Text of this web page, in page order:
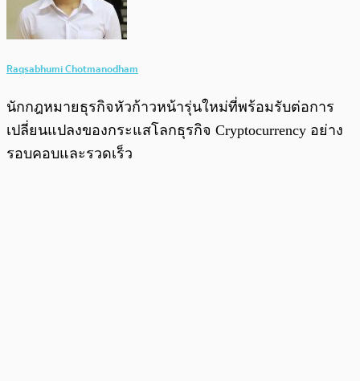
Raqsabhumi Chotmanodham
นักกฎหมายธุรกิจหัวก้าวหน้ารุ่นใหม่ที่พร้อมรับต่อการ
เปลี่ยนแปลงของกระแสโลกธุรกิจ Cryptocurrency อย่าง
รอบคอบและรวดเร็ว